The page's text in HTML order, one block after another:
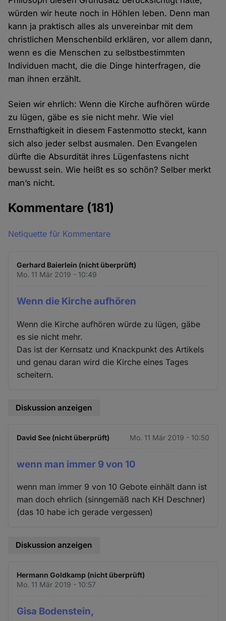
würden wir heute noch in Höhlen leben. Denn man
kann ja praktisch alles als unvereinbar mit dem
christlichen Menschenbild erklären, vor allem dann,
wenn es die Menschen zu selbstbestimmten
Individuen macht, die die Dinge hinterfragen, die
man ihnen erzählt.
Seien wir ehrlich: Wenn die Kirche aufhören würde
zu lügen, gäbe es sie nicht mehr. Wie viel
Ernsthaftigkeit in diesem Fastenmotto steckt, kann
sich also jeder selbst ausmalen. Den Evangelen
dürfte die Absurdität ihres Lügenfastens nicht
bewusst sein. Wie heißt es so schön? Selber merkt
man’s nicht.
Kommentare (181)
Netiquette für Kommentare
Gerhard Baierlein (nicht überprüft)
Mo. 11 Mär 2019 - 10:49
Wenn die Kirche aufhören
Wenn die Kirche aufhören würde zu lügen, gäbe
es sie nicht mehr.
Das ist der Kernsatz und Knackpunkt des Artikels
und genau daran wird die Kirche eines Tages
scheitern.
Diskussion anzeigen
David See (nicht überprüft) Mo. 11 Mär 2019 - 10:50
wenn man immer 9 von 10
wenn man immer 9 von 10 Gebote einhält dann ist
man doch ehrlich (sinngemäß nach KH Deschner)
(das 10 habe ich gerade vergessen)
Diskussion anzeigen
Hermann Goldkamp (nicht überprüft)
Mo. 11 Mär 2019 - 10:57
Gisa Bodenstein,